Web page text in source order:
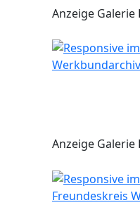
Anzeige Galerie
Anzeige Galerie
Freundeskreis